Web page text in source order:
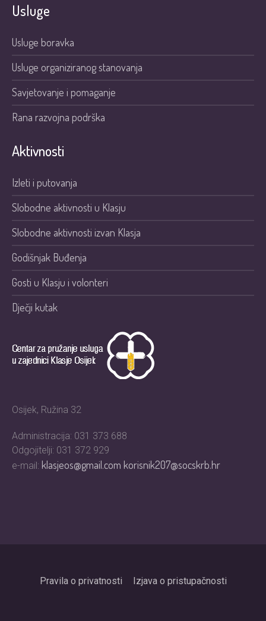
Usluge
Usluge boravka
Usluge organiziranog stanovanja
Savjetovanje i pomaganje
Rana razvojna podrška
Aktivnosti
Izleti i putovanja
Slobodne aktivnosti u Klasju
Slobodne aktivnosti izvan Klasja
Godišnjak Buđenja
Gosti u Klasju i volonteri
Dječji kutak
Osijek, Ružina 32
Administracija: 031 373 688
Odgojitelji: 031 372 929
e-mail: klasjeos@gmail.comkorisnik207@socskrb.hr
Pravila o privatnosti Izjava o pristupačnosti